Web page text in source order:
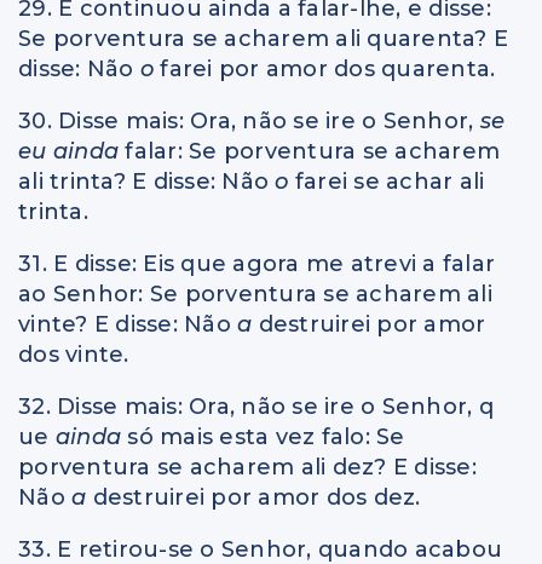
29. E continuou ainda a falar-lhe, e disse:
Se porventura se acharem ali quarenta? E
disse: Não ofarei por amor dos quarenta.
30. Disse mais: Ora, não se ire o Senhor, se
eu aindafalar: Se porventura se acharem
ali trinta? E disse: Nãoo farei se achar ali
trinta.
31. E disse: Eis que agora me atrevi a falar
ao Senhor: Se porventura se acharem ali
vinte? E disse: Não a destruirei por amor
dos vinte.
32. Disse mais: Ora, não se ire o Senhor, q
ue aindasó mais esta vez falo: Se
porventura se acharem ali dez? E disse:
Não a destruirei por amor dos dez.
33. E retirou-se o Senhor, quando acabou